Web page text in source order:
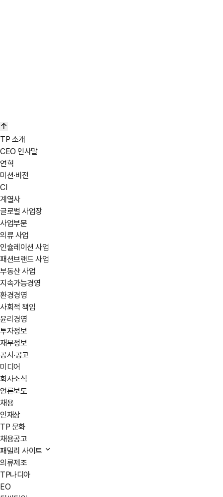
Pantone 877c
Pantone 873c
Pantone 10407c
TP 소개
CEO 인사말
연혁
미션·비전
CI
계열사
글로벌 사업장
사업부문
의류 사업
인슐레이션 사업
패션브랜드 사업
부동산 사업
지속가능경영
환경경영
사회적 책임
윤리경영
투자정보
재무정보
공시·공고
미디어
회사소식
언론보도
채용
인재상
TP 문화
채용공고
패밀리 사이트
의류제조
TP나디아
EO